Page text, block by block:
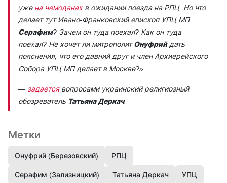
уже на чемоданахв ожидании поезда на РПЦ. Но что
делает тут Ивано-Франковский епископ УПЦ МП
Серафим? Зачем он туда поехал? Как он туда
поехал? Не хочет ли митрополитОнуфрийдать
пояснения, что его давний друг и член Архиерейского
Собора УПЦ МП делает в Москве?»
— задаетсявопросами украинский религиозный
обозреватель Татьяна Деркач.
Метки
Онуфрий (Березовский) РПЦ
Серафим (Зализницкий) Татьяна Деркач УПЦ